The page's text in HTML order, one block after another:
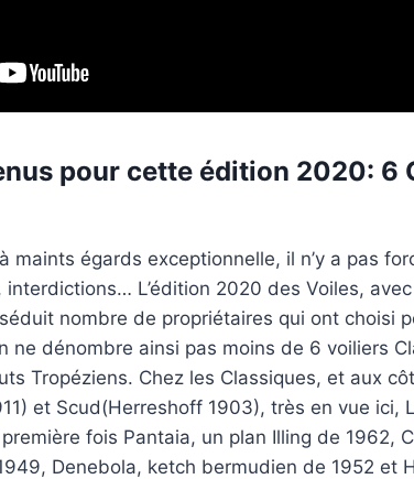
pour cette édition 2020: 6
maints égards exceptionnelle, il n’y a pas
L’édition 2020 des Voiles,
nombre de propriétaires qui ont choisi
ne dénombre ainsi pas moins de 6 voiliers
Tropéziens. Chez les Classiques, et aux
et Scud(Herreshoff 1903), très en vue ici,
fois Pantaia, un plan Illing de 1962,
Denebola, ketch bermudien de 1952 et